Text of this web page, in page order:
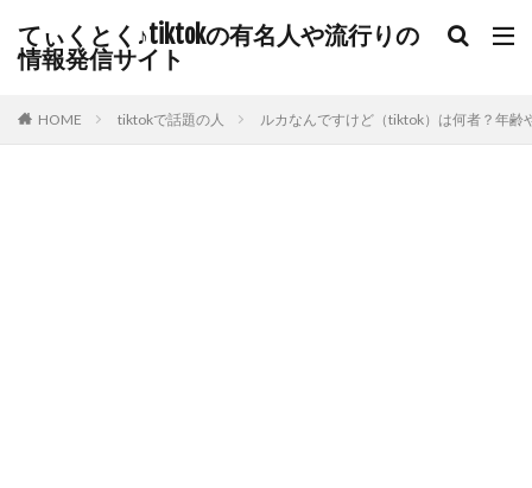
てぃくとく♪tiktokの有名人や流行りの
情報発信サイト
HOME tiktokで話題の人 ルカなんですけど（tiktok）は何者？年